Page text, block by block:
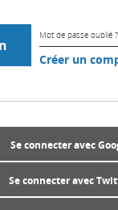
Mot de passe oublié ?
Créer un
Se connecter avec
Se connecter avec